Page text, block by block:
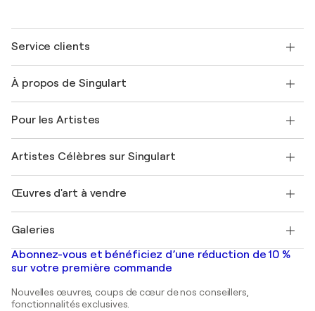
Service clients
Expédition
Offrir une carte cadeau
Rejoignez notre programme commercial
Mon compte
+33 1 76 44 06 42
À propos de Singulart
FAQ
Magazine Singulart
Emplois
Découvrez une sélection d'art original
Pour les Artistes
Se connecter en tant qu'Artiste
Artistes Célèbres sur Singulart
Marc Chagall
Banksy
Mr. Brainwash
Shepard Fairey
Œuvres d'art à vendre
Tableaux abstraits à vendre
Peintures de paysage
Estampes
Peintures acryliques
Galeries
Galeries d'art en France
Galeries d'art en Belgique
Abonnez-vous et bénéficiez d’une réduction de 10 %
sur votre première commande
Nouvelles œuvres, coups de cœur de nos conseillers,
fonctionnalités exclusives.